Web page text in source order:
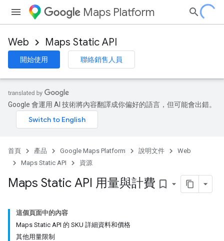
Maps Platform
Web Maps Static API
開始使用 聯絡銷售人員
Google 會運用 AI 技術將內容翻譯成你偏好的語言，但可能會出錯。
首頁 產品 Google Maps Platform 說明文件
Web
Maps Static API
資源
Maps Static API 用量與計費 bookmark_border
這個頁面中的內容
Maps Static API 的 SKU 詳細資料和價格
其他用量限制